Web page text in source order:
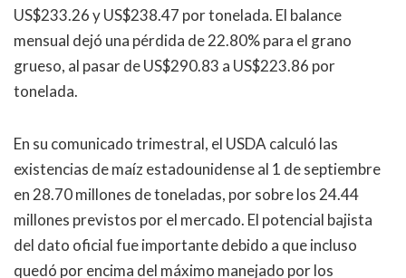
US$233.26 y US$238.47 por tonelada. El balance
mensual dejó una pérdida de 22.80% para el grano
grueso, al pasar de US$290.83 a US$223.86 por
tonelada.
En su comunicado trimestral, el USDA calculó las
existencias de maíz estadounidense al 1 de septiembre
en 28.70 millones de toneladas, por sobre los 24.44
millones previstos por el mercado. El potencial bajista
del dato oficial fue importante debido a que incluso
quedó por encima del máximo manejado por los